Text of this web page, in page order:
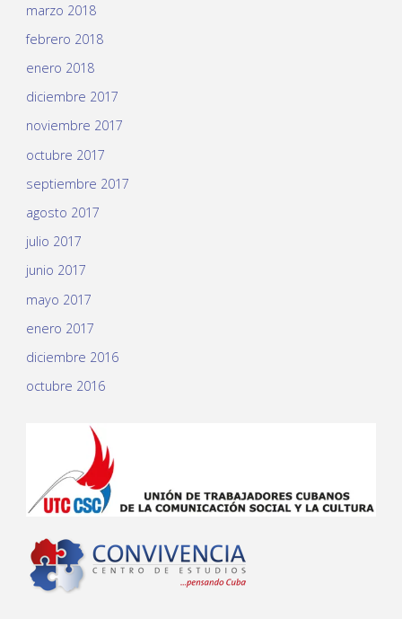
marzo 2018
febrero 2018
enero 2018
diciembre 2017
noviembre 2017
octubre 2017
septiembre 2017
agosto 2017
julio 2017
junio 2017
mayo 2017
enero 2017
diciembre 2016
octubre 2016